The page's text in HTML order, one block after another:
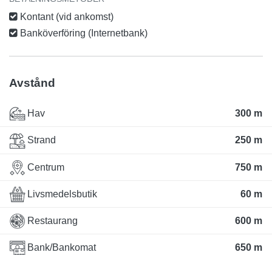
Kontant (vid ankomst)
Banköverföring (Internetbank)
Avstånd
Hav 300 m
Strand 250 m
Centrum 750 m
Livsmedelsbutik 60 m
Restaurang 600 m
Bank/Bankomat 650 m